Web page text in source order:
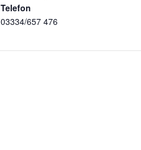
Telefon
03334/657 476